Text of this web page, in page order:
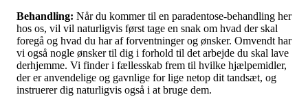
Behandling: Når du kommer til en paradentose-behandling her
hos os, vil vil naturligvis først tage en snak om hvad der skal
foregå og hvad du har af forventninger og ønsker. Omvendt har
vi også nogle ønsker til dig i forhold til det arbejde du skal lave
derhjemme. Vi finder i fællesskab frem til hvilke hjælpemidler,
der er anvendelige og gavnlige for lige netop dit tandsæt, og
instruerer dig naturligvis også i at bruge dem.